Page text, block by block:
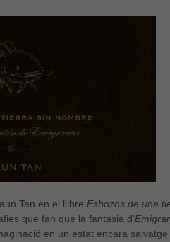
Tan en el llibre Esbozos de una
que fan que la fantasia d’
en un estat encara